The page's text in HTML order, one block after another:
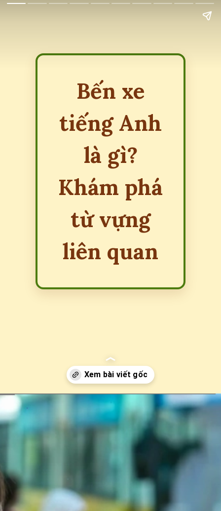
Bến xe
tiếng Anh
là gì?
Khám phá
từ vựng
liên quan
Đang mở https://erci.edu.vn/ben-xe-tieng-anh-la-gi